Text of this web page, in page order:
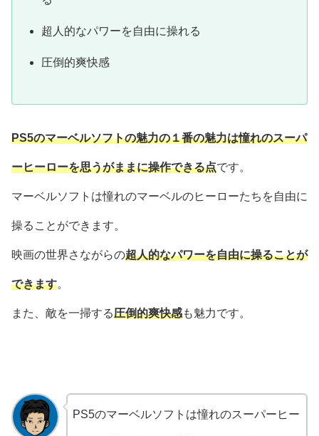
超人的なパワーを自由に操れる
圧倒的爽快感
PS5のマーベルソフトの魅力の１番の魅力は憧れのスーパ
ーヒーローを思うがままに操作できる点です。
マーベルソフトは憧れのマーベルのヒーローたちを自由に
操ることができます。
映画の世界さながらの超人的なパワーを自由に操ることが
できます。
また、敵を一掃する圧倒的爽快感も魅力です。
PS5のマーベルソフトは憧れのスーパーヒー